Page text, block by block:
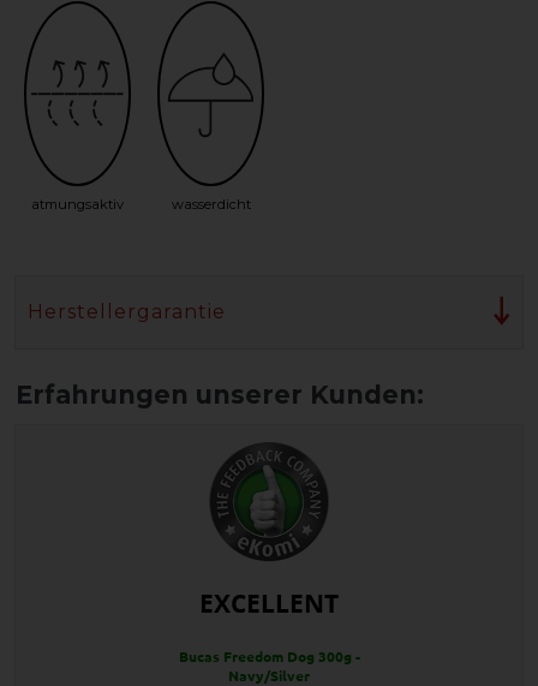
atmungsaktiv wasserdicht
Herstellergarantie
EXCELLENT
Bucas Freedom Dog 300g -
Navy/Silver